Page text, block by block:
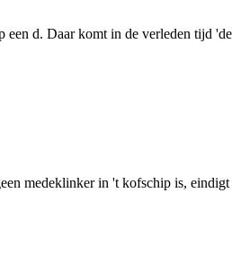
d. Daar komt in de verleden tijd
medeklinker in 't kofschip is, eindigt